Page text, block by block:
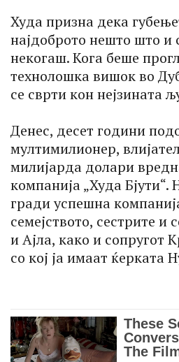
Худа призна дека
најдоброто нешто што и
некогаш. Кога беше
технолошка вишок во
се сврти кон нејзината
Денес, десет години
мултимилионер,
милијарда долари
компанија „Худа Бјути“.
гради успешна
семејството, сестрите
и Ајла, како и сопругот
со кој ја имаат ќерката